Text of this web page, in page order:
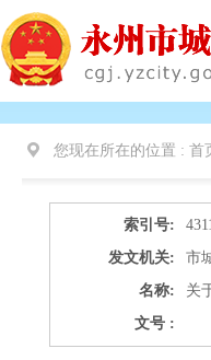
您现在所在的位置 : 首
索引号:
发文机关:
市
名称:
关
文号 :